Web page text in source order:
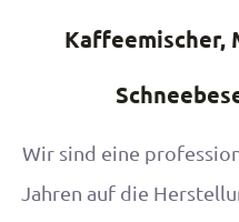
Kaffeemischer,
Wir sind eine
Jahren auf die